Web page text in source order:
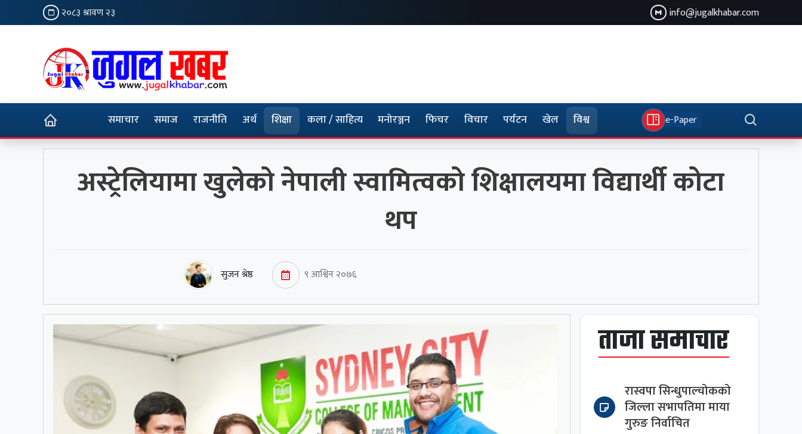
२०८३ श्रावण २३ info@jugalkhabar.com
समाचार समाज राजनीति अर्थ शिक्षा कला / साहित्य मनोरञ्जन फिचर विचार पर्यटन खेल विश्व e-Paper
अस्ट्रेलियामा खुलेको नेपाली स्वामित्वको शिक्षालयमा विद्यार्थी कोटा
थप
सुजन श्रेष्ठ ९ आश्विन २०७६
ताजा समाचार
रास्वपा सिन्धुपाल्चोकको
जिल्ला सभापतिमा माया
गुरुङ निर्वाचित